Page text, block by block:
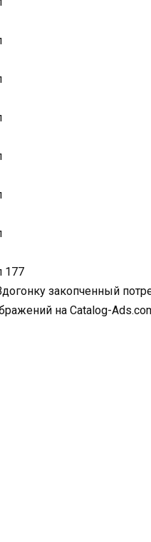
закопченный
на Catalog-